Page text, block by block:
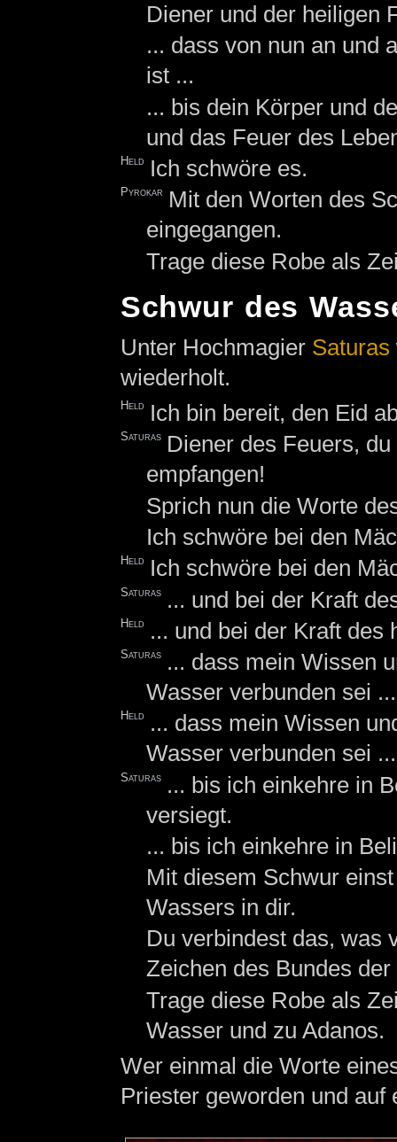
Diener und der heiligen
... dass von nun an und
ist ...
... bis dein Körper und
und das Feuer des
Held Ich schwöre es.
Pyrokar
Mit den Worten des
eingegangen.
Trage diese Robe als
Schwur des
Unter Hochmagier Saturas
wiederholt.
Held Ich bin bereit, den Eid
Saturas Diener des Feuers,
empfangen!
Sprich nun die Worte
Ich schwöre bei den
Held Ich schwöre bei den
Saturas ... und bei der Kraft
Held ... und bei der Kraft des
Saturas ... dass mein Wissen
Wasser verbunden sei ...
Held
... dass mein Wissen
Wasser verbunden sei ...
Saturas ... bis ich einkehre in
versiegt.
... bis ich einkehre in
Mit diesem Schwur
Wassers in dir.
Du verbindest das, was
Zeichen des Bundes
Trage diese Robe als
Wasser und zu Adanos.
Wer einmal die Worte
Priester geworden und auf